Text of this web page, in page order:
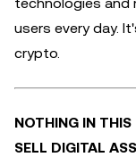
users every day.
crypto.
NOTHING IN
SELL DIGITAL